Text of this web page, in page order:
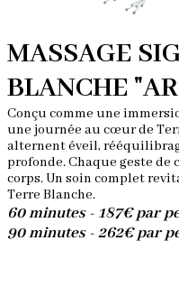
MASSAGE
BLANCHE
Conçu comme une
une journée au cœur de
alternent éveil,
profonde. Chaque geste de
corps. Un soin complet
Terre Blanche.
60 minutes - 187€ par
90 minutes - 262€ par